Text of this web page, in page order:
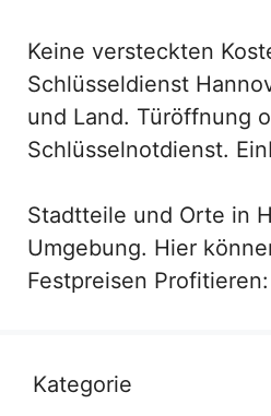
Keine versteckten
Schlüsseldienst
und Land. Türöffnung
Schlüsselnotdienst.
Stadtteile und Orte in
Umgebung. Hier
Festpreisen Profitieren:
Kategorie